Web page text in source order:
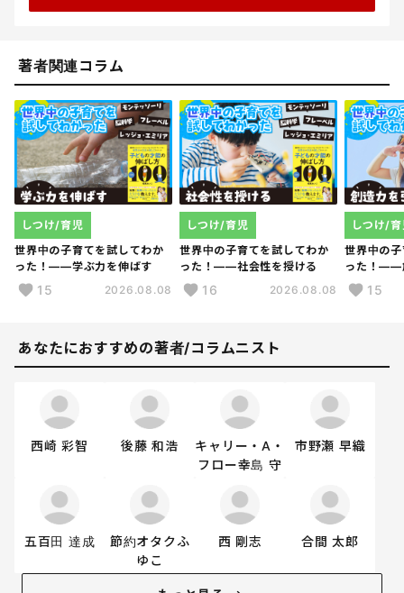
著者関連コラム
世界中の子育てを試してわか
った！――学ぶ力を伸ばす
しつけ/育児
15 2026.08.08
世界中の子育てを試してわか
った！――社会性を授ける
しつけ/育児
16 2026.08.08
世界中の
った！――
しつけ/
15
あなたにおすすめの著者/コラムニスト
西崎 彩智 後藤 和浩
キャリー・A・
フロー幸島 守
市野瀬 早織
五百田 達成
節約オタクふ
ゆこ
西 剛志 合間 太郎